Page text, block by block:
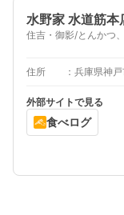
水野家 水道筋本
住吉・御影/とんかつ
住所 兵庫県神
外部サイトで見る
食べログ